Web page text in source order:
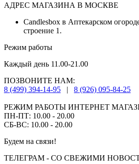
АДРЕС МАГАЗИНА В МОСКВЕ
Candlesbox в Аптекарском
строение 1.
Режим работы
Каждый день 11.00-21.00
ПОЗВОНИТЕ НАМ:
8 (499) 394-14-95
| 8 (926) 095-84-25
РЕЖИМ РАБОТЫ ИНТЕРНЕТ
ПН-ПТ: 10.00 - 20.00
СБ-ВС: 10.00 - 20.00
Будем на связи!
ТЕЛЕГРАМ - СО СВЕЖИМИ